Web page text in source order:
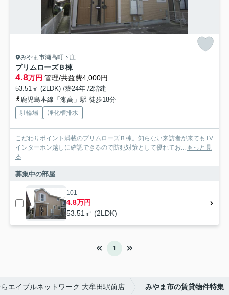
みやま市瀬高町下庄
プリムローズＢ棟
4.8万円 管理/共益費4,000円
53.51㎡ (2LDK) /築24年 /2階建
鹿児島本線「瀬高」駅 徒歩18分
駐輪場 浄化槽排水
こだわりポイント満載のプリムローズＢ棟。知らない来訪者が来てもTV
インターホン越しに確認できるので防犯対策として優れてお... もっと見
る
募集中の部屋
101
4.8万円
53.51㎡ (2LDK)
1
エイブルネットワーク 大牟田駅前店 みやま市の賃貸物件特集